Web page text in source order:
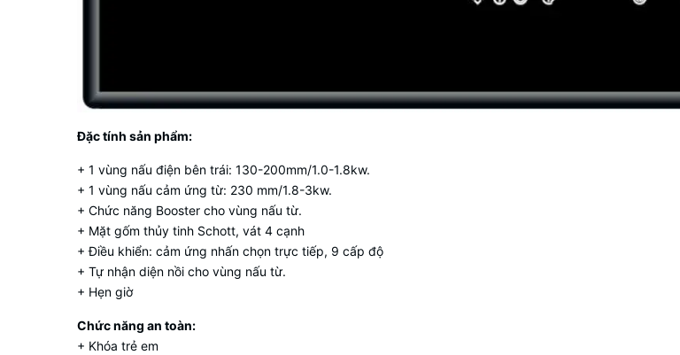
Đặc tính sản phẩm:
+ 1 vùng nấu điện bên trái: 130-200mm/1.0-1.8kw.
+ 1 vùng nấu cảm ứng từ: 230 mm/1.8-3kw.
+ Chức năng Booster cho vùng nấu từ.
+ Mặt gốm thủy tinh Schott, vát 4 cạnh
+ Điều khiển: cảm ứng nhấn chọn trực tiếp, 9 cấp độ
+ Tự nhận diện nồi cho vùng nấu từ.
+ Hẹn giờ
Chức năng an toàn:
+ Khóa trẻ em